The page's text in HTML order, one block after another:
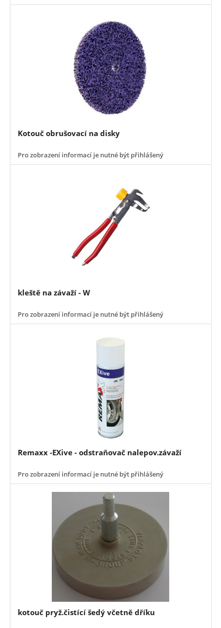
Kotouč obrušovací na disky
Pro zobrazení informací je nutné být přihlášený
kleště na závaží - W
Pro zobrazení informací je nutné být přihlášený
Remaxx -EXive - odstraňovač nalepov.závaží
Pro zobrazení informací je nutné být přihlášený
kotouč pryž.čistící šedý včetně dříku